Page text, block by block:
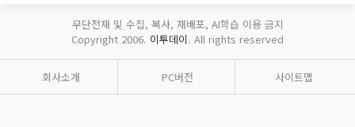
무단전재 및 수집, 복사, 재배포, AI학습 이용 금지
Copyright 2006. 이투데이. All rights reserved
회사소개 PC버전 사이트맵